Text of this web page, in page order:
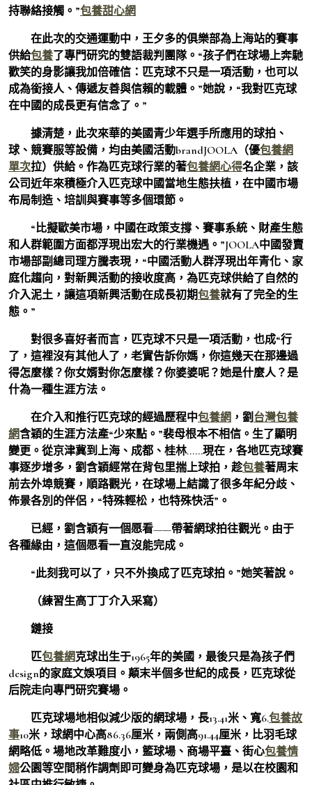
持聯絡接觸。”包養甜心網
在此次的交通運動中，王夕多的俱樂部為上海站的賽事
供給包養了專門研究的雙語裁判團隊。“孩子們在球場上奔馳
歡笑的身影讓我加倍確信：匹克球不只是一項活動，也可以
成為銜接人、傳遞友善與信賴的載體。”她說，“我對匹克球
在中國的成長更有信念了。”
據清楚，此次來華的美國青少年選手所應用的球拍、
球、競賽服等設備，均由美國活動brandJOOLA（優包養網
單次拉）供給。作為匹克球行業的著包養網心得名企業，該
公司近年來積極介入匹克球中國當地生態扶植，在中國市場
布局制造、培訓與賽事等多個環節。
“比擬歐美市場，中國在政策支撐、賽事系統、財產生態
和人群範圍方面都浮現出宏大的行業機遇。”JOOLA中國發賣
市場部副總司理方騰表現，“中國活動人群浮現出年青化、家
庭化趨向，對新興活動的接收度高，為匹克球供給了自然的
介入泥土，讓這項新興活動在成長初期包養就有了完全的生
態。”
對很多喜好者而言，匹克球不只是一項活動，也成“行
了，這裡沒有其他人了，老實告訴你媽，你這幾天在那邊過
得怎麼樣？你女婿對你怎麼樣？你婆婆呢？她是什麼人？是
什為一種生涯方法。
在介入和推行匹克球的經過歷程中包養網 ，劉 台灣包養
網含穎的生涯方法產“少來點。”裴母根本不相信。生了顯明
變更。從京津冀到上海、成都、桂林……現在，各地匹克球賽
事逐步增多，劉含穎經常在背包里揣上球拍，趁包養著周末
前去外埠競賽，順路觀光，在球場上結識了很多年紀分歧、
佈景各別的伴侶，“特殊輕松，也特殊快活”。
已經，劉含穎有一個愿看——帶著網球拍往觀光。由于
各種緣由，這個愿看一直沒能完成。
“此刻我可以了，只不外換成了匹克球拍。”她笑著說。
（練習生高丁丁介入采寫）
鏈接
匹包養網克球出生于1965年的美國，最後只是為孩子們
design的家庭文娛項目。顛末半個多世紀的成長，匹克球從
后院走向專門研究賽場。
匹克球場地相似減少版的網球場，長13.41米、寬6.包養故
事10米，球網中心高86.36厘米，兩側高91.44厘米，比羽毛球
網略低。場地改革難度小，籃球場、商場平臺、街心包養情
婦公園等空間稍作調劑即可變身為匹克球場，是以在校園和